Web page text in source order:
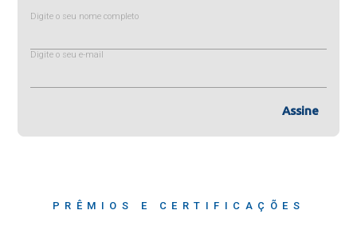
Digite o seu nome completo
Digite o seu e-mail
Assine
PRÊMIOS E CERTIFICAÇÕES